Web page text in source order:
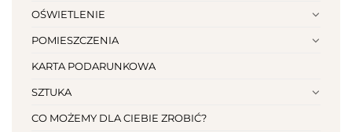
OŚWIETLENIE
POMIESZCZENIA
KARTA PODARUNKOWA
SZTUKA
CO MOŻEMY DLA CIEBIE ZROBIĆ?